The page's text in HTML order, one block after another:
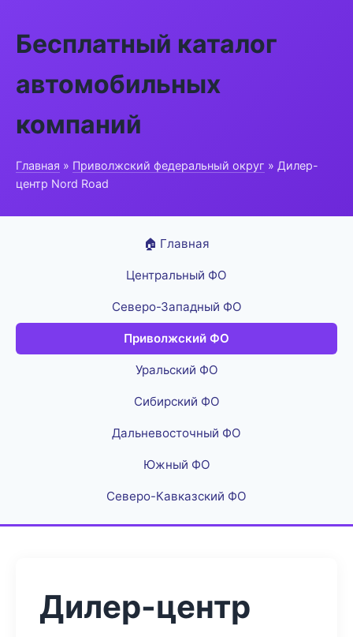
Бесплатный каталог
автомобильных
компаний
Главная » Приволжский федеральный округ » Дилер-
центр Nord Road
🏠 Главная
Центральный ФО
Северо-Западный ФО
Приволжский ФО
Уральский ФО
Сибирский ФО
Дальневосточный ФО
Южный ФО
Северо-Кавказский ФО
Дилер-центр